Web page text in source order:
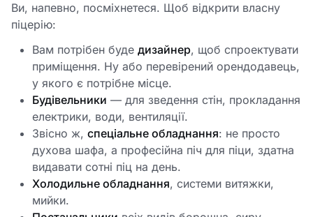
Ви, напевно, посміхнетеся. Щоб відкрити власну
піцерію:
Вам потрібен буде дизайнер, щоб спроектувати
приміщення. Ну або перевірений орендодавець,
у якого є потрібне місце.
Будівельники — для зведення стін, прокладання
електрики, води, вентиляції.
Звісно ж, спеціальне обладнання: не просто
духова шафа, а професійна піч для піци, здатна
видавати сотні піц на день.
Холодильне обладнання, системи витяжки,
мийки.